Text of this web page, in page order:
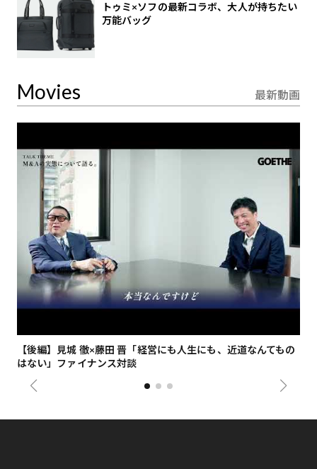
トゥミ×ソフの最新コラボ、大人が持ちたい
万能バッグ
Movies 最新動画
【後編】見城 徹×藤田 晋「経営にも人生にも、近道なんてもの
はない」ファイナンス対談